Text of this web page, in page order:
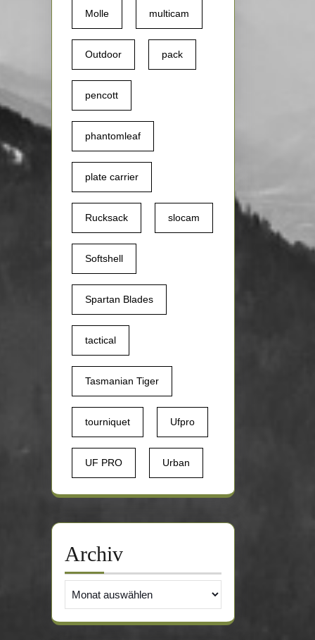
Molle multicam
Outdoor pack
pencott
phantomleaf
plate carrier
Rucksack slocam
Softshell
Spartan Blades
tactical
Tasmanian Tiger
tourniquet Ufpro
UF PRO Urban
Archiv